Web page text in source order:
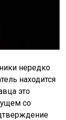
нередко
находится
это
со